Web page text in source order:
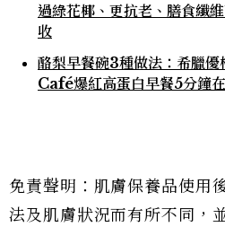
過綠花椰、更抗老、膳食纖
收
酪梨早餐碗3種做法：希臘
Café爆紅高蛋白早餐5分鐘
免責聲明：肌膚保養品使用
法及肌膚狀況而有所不同，